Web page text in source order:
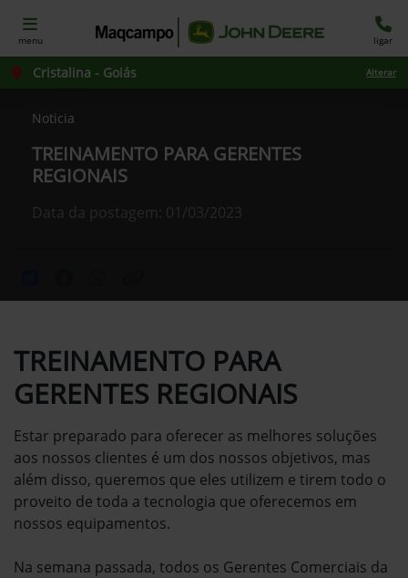
menu ligar
Cristalina - Goiás Alterar
Noticia
TREINAMENTO PARA GERENTES
REGIONAIS
Data da postagem: 01/03/2023
TREINAMENTO PARA
GERENTES REGIONAIS
Estar preparado para oferecer as melhores soluções
aos nossos clientes é um dos nossos objetivos, mas
além disso, queremos que eles utilizem e tirem todo o
proveito de toda a tecnologia que oferecemos em
nossos equipamentos.
Na semana passada, todos os Gerentes Comerciais da